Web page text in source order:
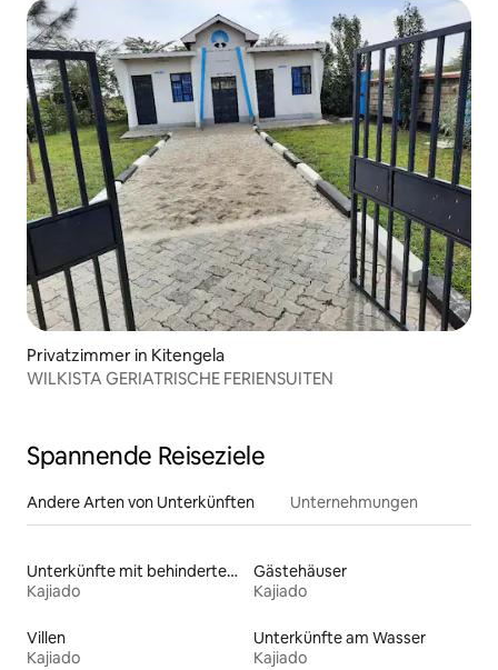
Privatzimmer in Kitengela
WILKISTA GERIATRISCHE FERIENSUITEN
Spannende Reiseziele
Andere Arten von Unterkünften Unternehmungen
Unterkünfte mit behindertengerechtem Bett
Kajiado
Gästehäuser
Kajiado
Villen
Kajiado
Unterkünfte am Wasser
Kajiado